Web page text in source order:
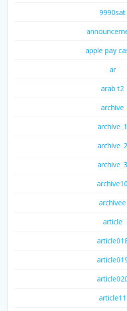
9990sat
apple pay
ar
arab t2
archive
archive_1
archive_2
archive_3
archive10
archivee
article
article11